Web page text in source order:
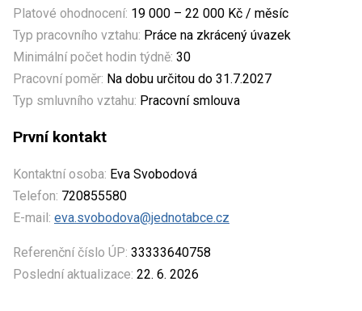
Platové ohodnocení: 19 000 – 22 000 Kč / měsíc
Typ pracovního vztahu: Práce na zkrácený úvazek
Minimální počet hodin týdně: 30
Pracovní poměr: Na dobu určitou do 31.7.2027
Typ smluvního vztahu: Pracovní smlouva
První kontakt
Kontaktní osoba: Eva Svobodová
Telefon: 720855580
E-mail: eva.svobodova@jednotabce.cz
Referenční číslo ÚP: 33333640758
Poslední aktualizace: 22. 6. 2026